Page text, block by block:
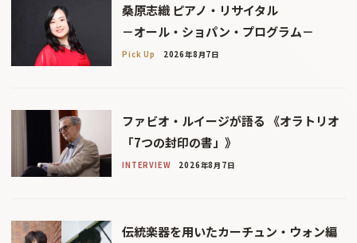
桑原志織 ピアノ・リサイタル
－オール・ショパン・プログラム－
Pick Up 2026年8月7日
ファビオ・ルイージが語る 《オラトリオ
「7つの封印の書」》
INTERVIEW 2026年8月7日
伝統楽器を用いたカーチュン・ウォン編